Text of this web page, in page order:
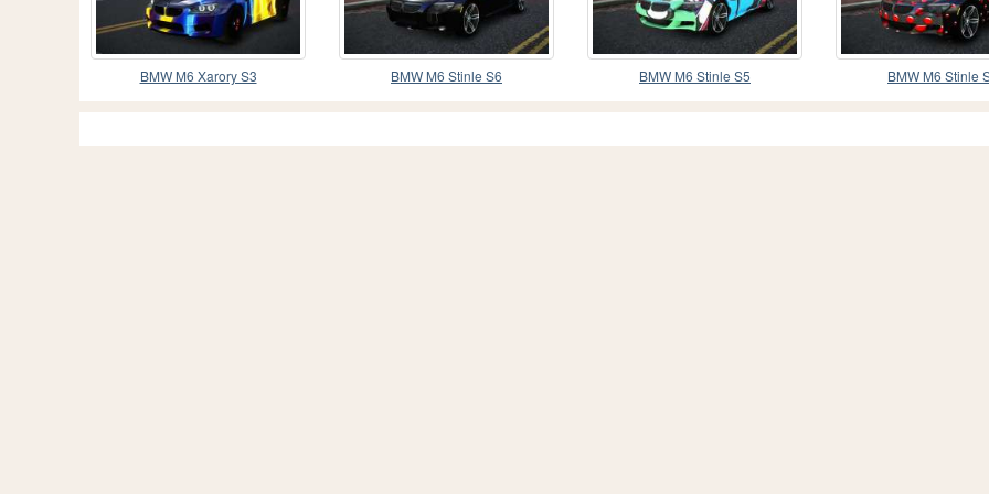
BMW M6 Xarory S3 BMW M6 Stinle S6 BMW M6 Stinle S5 BMW M6 Stinle